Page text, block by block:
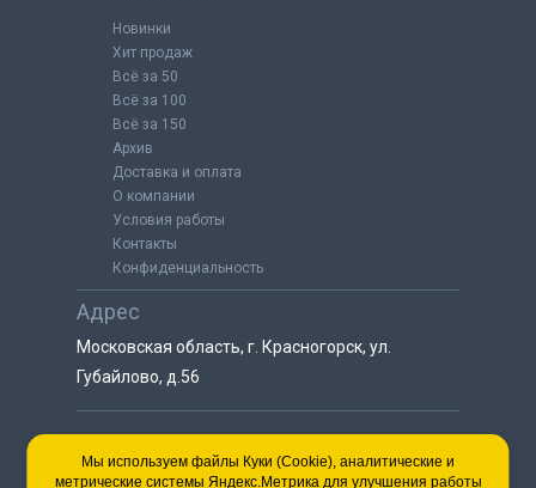
Новинки
Хит продаж
Всё за 50
Всё за 100
Всё за 150
Архив
Доставка и оплата
О компании
Условия работы
Контакты
Конфиденциальность
Адрес
Московская область, г. Красногорск, ул.
Губайлово, д.56
8 (925) 064-55-25
Мы используем файлы Куки (Cookie), аналитические и
метрические системы Яндекс.Метрика для улучшения работы